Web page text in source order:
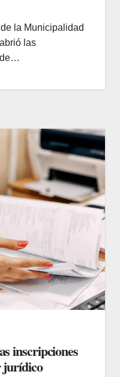
la Municipalidad
las
de…
inscripciones
jurídico